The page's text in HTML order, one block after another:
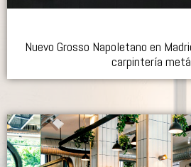
Nuevo Grosso Napoletano en
carpintería